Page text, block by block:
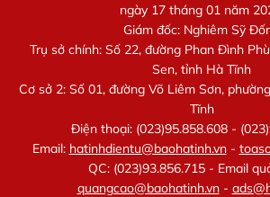
ngày 17 tháng 01 năm
Giám đốc: Nghiêm Sỹ
Trụ sở chính: Số 22, đường Phan Đình
Sen, tỉnh Hà Tĩnh
Cơ sở 2: Số 01, đường Võ Liêm Sơn,
Tĩnh
Điện thoại: (023)95.858.608 -
Email: hatinhdientu@baohatinh.vn-
QC: (023)93.856.715 - Email
quangcao@baohatinh.vn-